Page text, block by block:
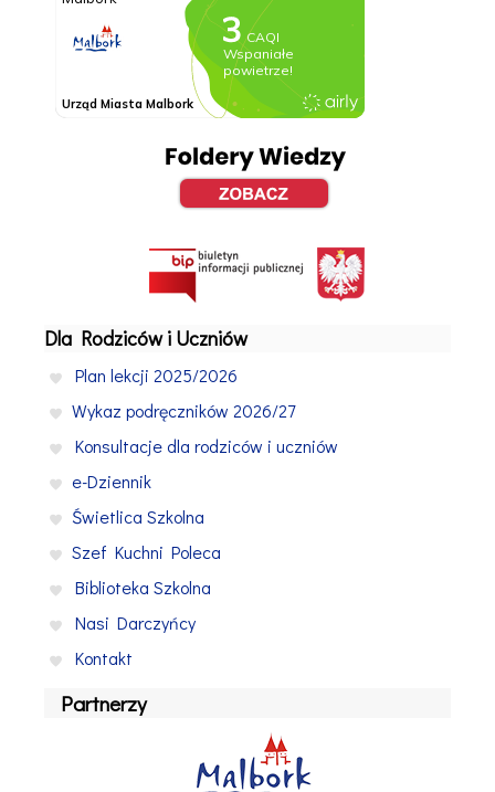
Dla Rodziców i Uczniów
Plan lekcji 2025/2026
Wykaz podręczników 2026/27
Konsultacje dla rodziców i uczniów
e-Dziennik
Świetlica Szkolna
Szef Kuchni Poleca
Biblioteka Szkolna
Nasi Darczyńcy
Kontakt
Partnerzy